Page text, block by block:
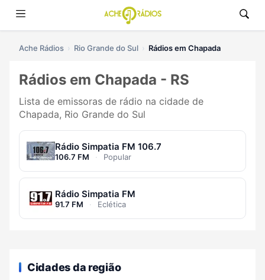
Ache Rádios Rio Grande do Sul Rádios em Chapada
Rádios em Chapada - RS
Lista de emissoras de rádio na cidade de
Chapada, Rio Grande do Sul
Rádio Simpatia FM 106.7
106.7 FM · Popular
Rádio Simpatia FM
91.7 FM · Eclética
Cidades da região